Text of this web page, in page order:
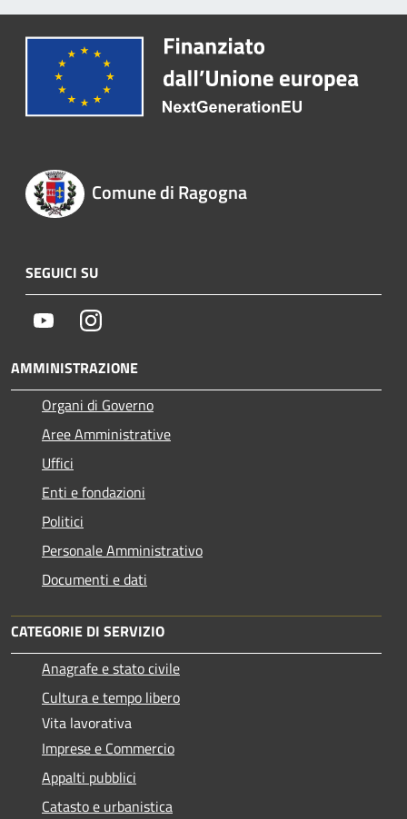
Comune di Ragogna
SEGUICI SU
YoutubeInstagram
AMMINISTRAZIONE
Organi di Governo
Aree Amministrative
Uffici
Enti e fondazioni
Politici
Personale Amministrativo
Documenti e dati
CATEGORIE DI SERVIZIO
Anagrafe e stato civile
Cultura e tempo libero
Vita lavorativa
Imprese e Commercio
Appalti pubblici
Catasto e urbanistica